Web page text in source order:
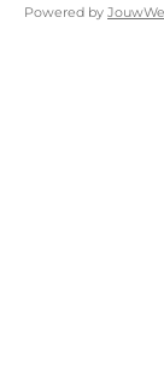
Powered by